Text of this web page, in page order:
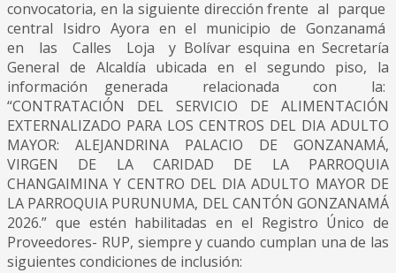
convocatoria, en la siguiente dirección frente al parque
central Isidro Ayora en el municipio de Gonzanamá
en las Calles Loja y Bolívar esquina en Secretaría
General de Alcaldía ubicada en el segundo piso, la
información generada relacionada con la:
“CONTRATACIÓN DEL SERVICIO DE ALIMENTACIÓN
EXTERNALIZADO PARA LOS CENTROS DEL DIA ADULTO
MAYOR: ALEJANDRINA PALACIO DE GONZANAMÁ,
VIRGEN DE LA CARIDAD DE LA PARROQUIA
CHANGAIMINA Y CENTRO DEL DIA ADULTO MAYOR DE
LA PARROQUIA PURUNUMA, DEL CANTÓN GONZANAMÁ
2026.” que estén habilitadas en el Registro Único de
Proveedores- RUP, siempre y cuando cumplan una de las
siguientes condiciones de inclusión: